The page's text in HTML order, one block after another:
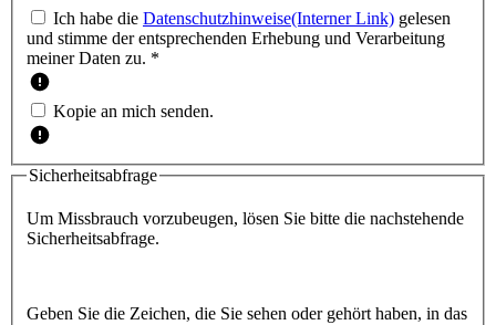
Ich habe die Datenschutzhinweise(Interner Link) gelesen
und stimme der entsprechenden Erhebung und Verarbeitung
meiner Daten zu. *
Kopie an mich senden.
Sicherheitsabfrage
Um Missbrauch vorzubeugen, lösen Sie bitte die nachstehende
Sicherheitsabfrage.
Geben Sie die Zeichen, die Sie sehen oder gehört haben, in das